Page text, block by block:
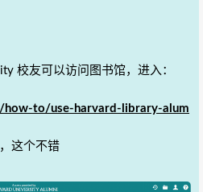
校友可以访问图书馆，进入：
how-to/use-harvard-library-alum
这个不错